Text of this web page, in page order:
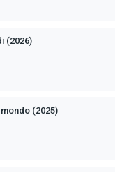
(2026)
(2025)